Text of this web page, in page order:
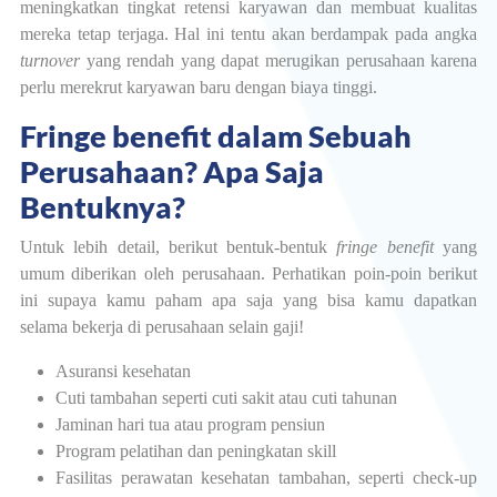
meningkatkan tingkat retensi karyawan dan membuat kualitas
mereka tetap terjaga. Hal ini tentu akan berdampak pada angka
turnover yang rendah yang dapat merugikan perusahaan karena
perlu merekrut karyawan baru dengan biaya tinggi.
Fringe benefit dalam Sebuah
Perusahaan? Apa Saja
Bentuknya?
Untuk lebih detail, berikut bentuk-bentuk fringe benefityang
umum diberikan oleh perusahaan. Perhatikan poin-poin berikut
ini supaya kamu paham apa saja yang bisa kamu dapatkan
selama bekerja di perusahaan selain gaji!
Asuransi kesehatan
Cuti tambahan seperti cuti sakit atau cuti tahunan
Jaminan hari tua atau program pensiun
Program pelatihan dan peningkatan skill
Fasilitas perawatan kesehatan tambahan, seperti check-up